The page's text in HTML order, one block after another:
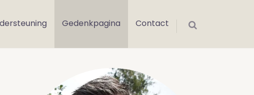
Gedenkpagina Contact